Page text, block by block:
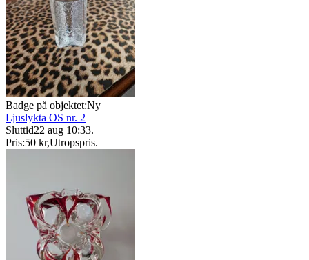
Badge på objektet:Ny
Ljuslykta OS nr. 2
Sluttid22 aug 10:33.
Pris:50 kr,Utropspris.